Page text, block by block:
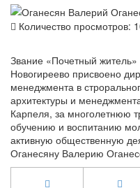
Количество просмотров:
Звание «Почетный
Новогиреево присвоено
менеджмента в
архитектуры и
Карпеля, за многолетнюю
обучению и воспитанию
активную общественную
Оганесяну Валерию